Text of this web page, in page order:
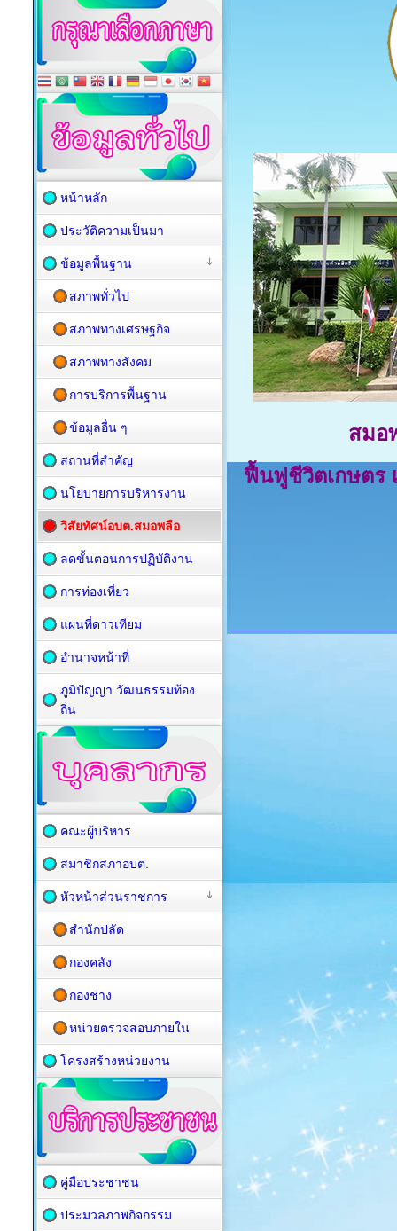
สมอ
ฟื้นฟูชีวิตเกษตร
หน้าหลัก
ประวัติความเป็นมา
ข้อมูลพื้นฐาน
สภาพทั่วไป
สภาพทางเศรษฐกิจ
สภาพทางสังคม
การบริการพื้นฐาน
ข้อมูลอื่น ๆ
สถานที่สำคัญ
นโยบายการบริหารงาน
วิสัยทัศน์อบต.สมอพลือ
ลดขั้นตอนการปฏิบัติงาน
การท่องเที่ยว
แผนที่ดาวเทียม
อำนาจหน้าที่
ภูมิปัญญา วัฒนธรรมท้อง
ถิ่น
คณะผู้บริหาร
สมาชิกสภาอบต.
หัวหน้าส่วนราชการ
สำนักปลัด
กองคลัง
กองช่าง
หน่วยตรวจสอบภายใน
โครงสร้างหน่วยงาน
คู่มือประชาชน
ประมวลภาพกิจกรรม